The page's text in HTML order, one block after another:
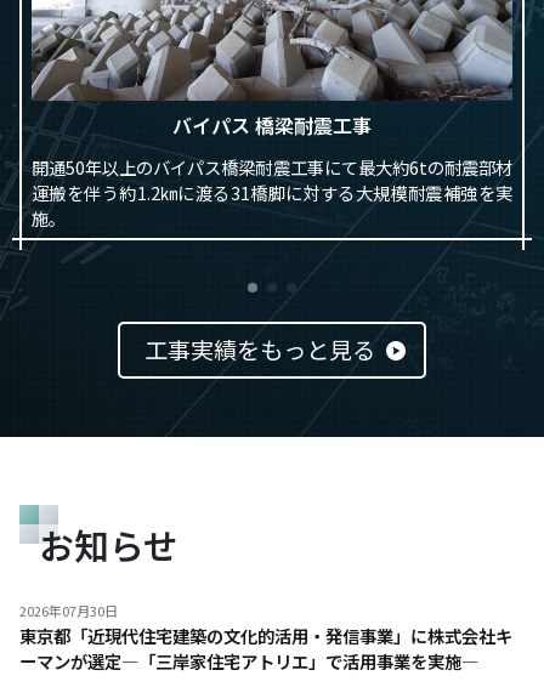
バイパス 橋梁耐震工事
開通50年以上のバイパス橋梁耐震工事にて最大約6tの耐震部材
運搬を伴う約1.2㎞に渡る31橋脚に対する大規模耐震補強を実
施。
工事実績をもっと見る
お知らせ
2026年07月30日
東京都「近現代住宅建築の文化的活用・発信事業」に株式会社キ
ーマンが選定―「三岸家住宅アトリエ」で活用事業を実施―